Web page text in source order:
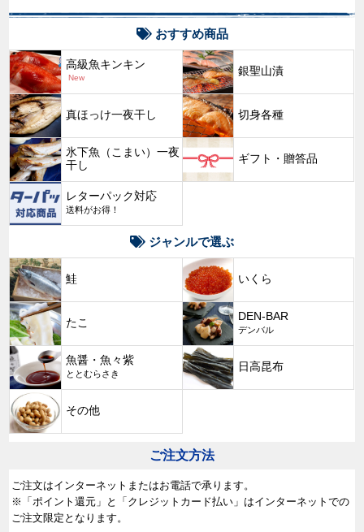
おすすめ商品
高級魚キンキン
New
銀聖山漬
真ほっけ一夜干し 切身各種
氷下魚（こまい）一夜
干し
ギフト・贈答品
レターパック対応
送料がお得！
ジャンルで選ぶ
鮭 いくら
たこ
DEN-BAR
デンバル
魚醤・魚々紫
ととむらさき
日高昆布
その他
ご注文方法
ご注文はインターネットまたはお電話で承ります。
※「ポイント還元」と「クレジットカード払い」はインターネットでの
ご注文限定となります。